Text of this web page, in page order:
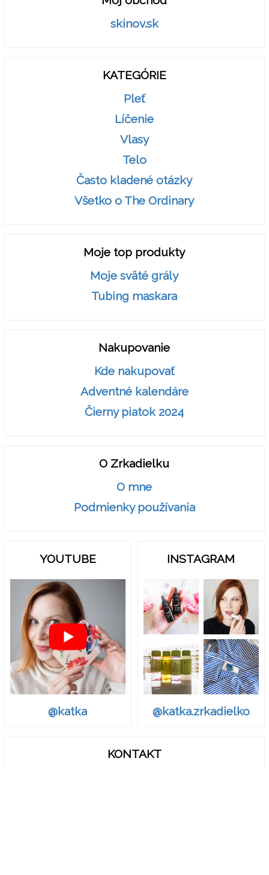
skinov.sk
KATEGÓRIE
Pleť
Líčenie
Vlasy
Telo
Často kladené otázky
Všetko o The Ordinary
Moje top produkty
Moje sväté grály
Tubing maskara
Nakupovanie
Kde nakupovať
Adventné kalendáre
Čierny piatok 2024
O Zrkadielku
O mne
Podmienky používania
YOUTUBE
@katka
INSTAGRAM
@katka.zrkadielko
KONTAKT